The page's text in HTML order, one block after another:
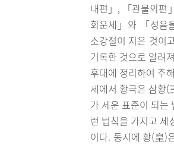
내편」, 「관물외편
회운세」와 「성음
소강절이 지은 것이
기록한 것으로 알려
후대에 정리하여 주
세에서 황극은 삼황
가 세운 표준이 되는
런 법칙을 가지고 세
이다. 동시에 황(皇)